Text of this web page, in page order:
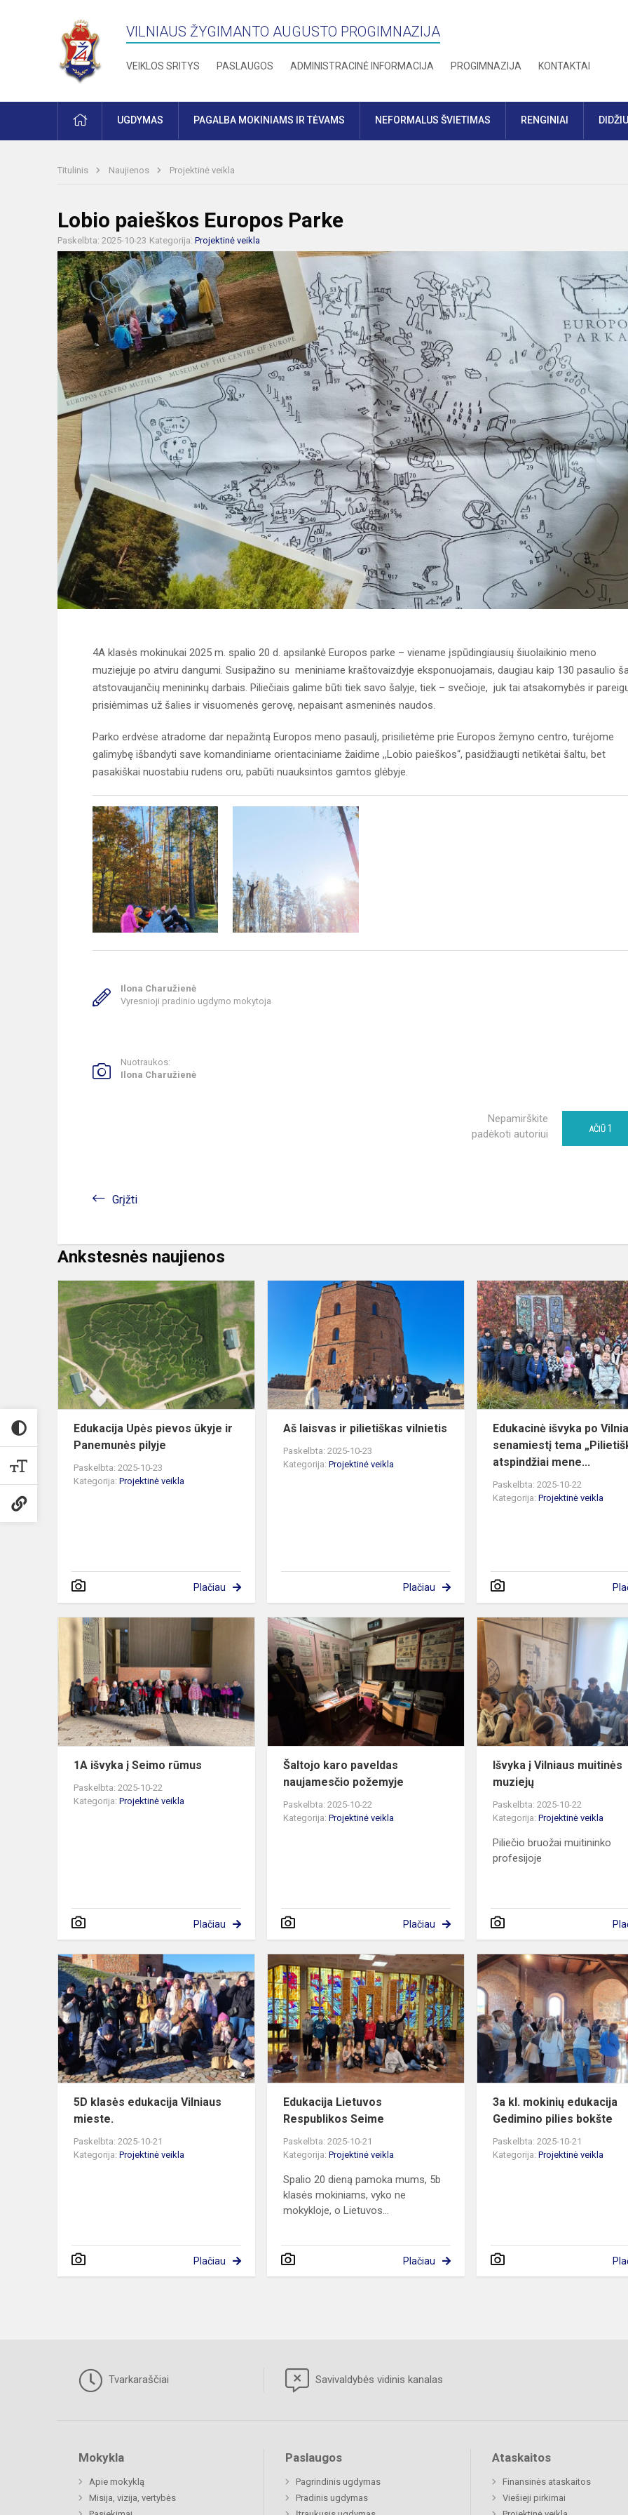
VILNIAUS ŽYGIMANTO AUGUSTO PROGIMNAZIJA
VEIKLOS SRITYS PASLAUGOS ADMINISTRACINĖ INFORMACIJA PROGIMNAZIJA KONTAKTAI
PRADŽIAUGDYMAS PAGALBA MOKINIAMS IR TĖVAMS NEFORMALUS ŠVIETIMAS RENGINIAI
Titulinis Naujienos Projektinė veikla
Lobio paieškos Europos Parke
Paskelbta: 2025-10-23 Kategorija: Projektinė veikla
4A klasės mokinukai 2025 m. spalio 20 d. apsilankė Europos parke – viename įspūdingiausių šiuolaikinio meno
muziejuje po atviru dangumi. Susipažino su meniniame kraštovaizdyje eksponuojamais, daugiau kaip 130 pasaulio
atstovaujančių menininkų darbais. Piliečiais galime būti tiek savo šalyje, tiek – svečioje, juk tai atsakomybės ir
prisiėmimas už šalies ir visuomenės gerovę, nepaisant asmeninės naudos.
Parko erdvėse atradome dar nepažintą Europos meno pasaulį, prisilietėme prie Europos žemyno centro, turėjome
galimybę išbandyti save komandiniame orientaciniame žaidime ,,Lobio paieškos“, pasidžiaugti netikėtai šaltu, bet
pasakiškai nuostabiu rudens oru, pabūti nuauksintos gamtos glėbyje.
Ilona Charužienė
Vyresnioji pradinio ugdymo mokytoja
Nuotraukos:
Ilona Charužienė
Nepamirškite
padėkoti autoriui
AČIŪ 1
Grįžti
Ankstesnės naujienos
Edukacija
Upės
pievos
Panemunės
pilyje
Edukacija Upės pievos ūkyje ir
Panemunės pilyje
Paskelbta: 2025-10-23
Kategorija: Projektinė veikla
Plačiau
laisvas
pilietiškas
vilnietis
Aš laisvas ir pilietiškas vilnietis
Paskelbta: 2025-10-23
Kategorija:Projektinė veikla
Plačiau
Edukacinė išvyka po
senamiestį tema
atspindžiai mene...
Paskelbta: 2025-10-22
Kategorija:Projektinė veikla
išvyka
Seimo
rūmus
1A išvyka į Seimo rūmus
Paskelbta: 2025-10-22
Kategorija: Projektinė veikla
Plačiau
Šaltojo
karo
paveldas
naujamesčio
požemyje
Šaltojo karo paveldas
naujamesčio požemyje
Paskelbta: 2025-10-22
Kategorija:Projektinė veikla
Plačiau
Išvyka į Vilniaus muitinės
muziejų
Paskelbta: 2025-10-22
Kategorija:Projektinė veikla
Piliečio bruožai muitininko
profesijoje
klasės
edukacija
Vilniaus
mieste.
5D klasės edukacija Vilniaus
mieste.
Paskelbta: 2025-10-21
Kategorija: Projektinė veikla
Plačiau
Edukacija
Lietuvos
Respublikos
Seime
Edukacija Lietuvos
Respublikos Seime
Paskelbta: 2025-10-21
Kategorija:Projektinė veikla
Spalio 20 dieną pamoka mums, 5b
klasės mokiniams, vyko ne
mokykloje, o Lietuvos...
Plačiau
3a kl. mokinių edukacija
Gedimino pilies bokšte
Paskelbta: 2025-10-21
Kategorija:Projektinė veikla
Tvarkaraščiai Savivaldybės vidinis kanalas
Mokykla
Apie mokyklą
Misija, vizija, vertybės
Paslaugos
Pagrindinis ugdymas
Pradinis ugdymas
Ataskaitos
Finansinės ataskaitos
Viešieji pirkimai